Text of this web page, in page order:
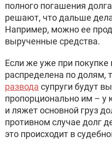
полного погашения
решают, что дальше
Например, можно ее
вырученные средства.
Если же уже при
распределена по долям,
развода супруги будут
пропорционально им – у
и ляжет основной груз
противном случае долг
это происходит в